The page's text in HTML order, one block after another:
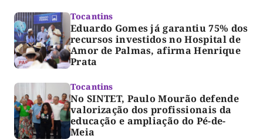
Tocantins
Eduardo Gomes já garantiu 75% dos
recursos investidos no Hospital de
Amor de Palmas, afirma Henrique
Prata
Tocantins
No SINTET, Paulo Mourão defende
valorização dos profissionais da
educação e ampliação do Pé-de-
Meia